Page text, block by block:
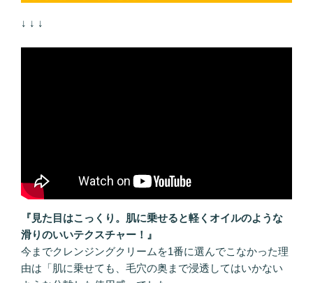
↓ ↓ ↓
『見た目はこっくり。肌に乗せると軽くオイルのような
滑りのいいテクスチャー！』
今までクレンジングクリームを1番に選んでこなかった理
由は「肌に乗せても、毛穴の奥まで浸透してはいかない